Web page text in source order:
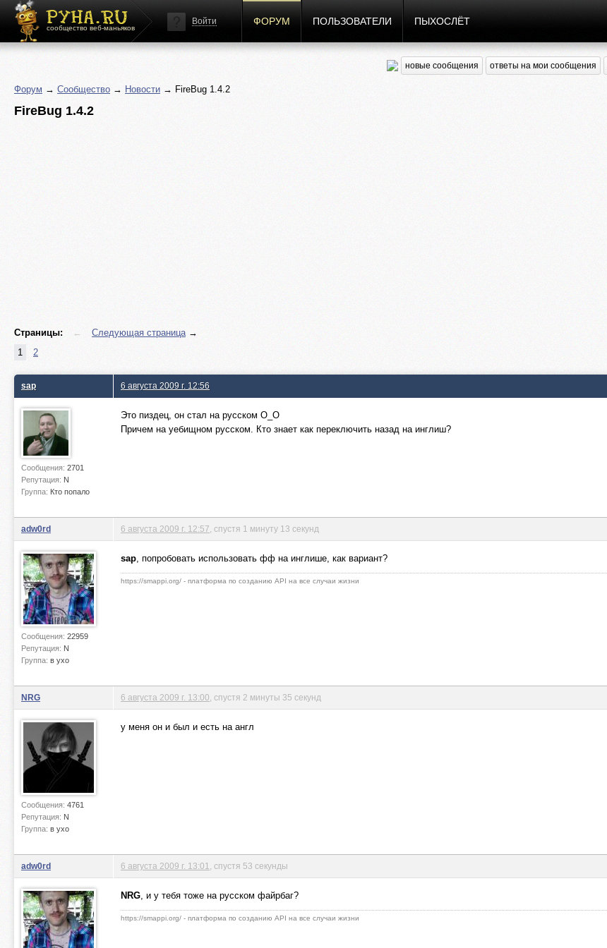
сообщество веб-маньяков
Войти ФОРУМ ПОЛЬЗОВАТЕЛИ ПЫХОСЛЁТ
новые сообщения ответы на мои сообщения
Форум → Сообщество → Новости → FireBug 1.4.2
FireBug 1.4.2
Страницы: ← Следующая страница→
1
2
sap
Сообщения: 2701
Репутация: N
Группа: Кто попало
6 августа 2009 г. 12:56
Это пиздец, он стал на русском О_О
Причем на уебищном русском. Кто знает как переключить назад на инглиш?
adw0rd
Сообщения: 22959
Репутация: N
Группа: в ухо
6 августа 2009 г. 12:57 , спустя 1 минуту 13 секунд
sap, попробовать использовать фф на инглише, как вариант?
https://smappi.org/ - платформа по созданию API на все случаи жизни
NRG
Сообщения: 4761
Репутация: N
Группа: в ухо
6 августа 2009 г. 13:00 , спустя 2 минуты 35 секунд
у меня он и был и есть на англ
adw0rd 6 августа 2009 г. 13:01 , спустя 53 секунды
NRG, и у тебя тоже на русском файрбаг?
https://smappi.org/ - платформа по созданию API на все случаи жизни